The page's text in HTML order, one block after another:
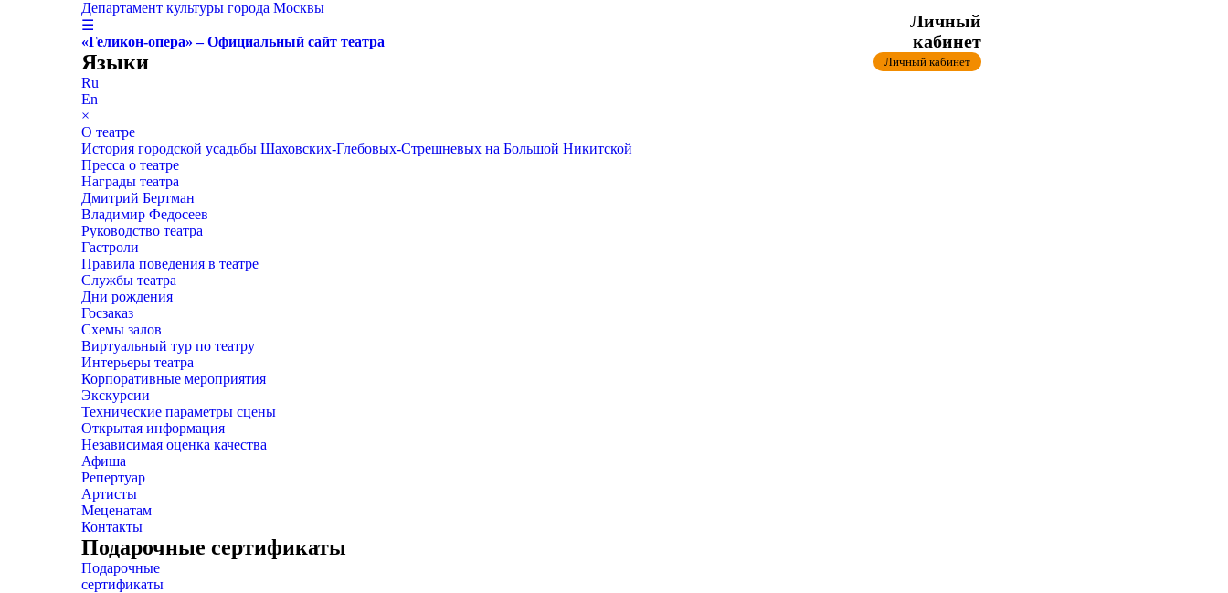
Департамент культуры города Москвы
☰
«Геликон-опера» – Официальный сайт театра
Языки
Ru
En
×
О театре
История городской усадьбы Шаховских-Глебовых-Стрешневых на Большой Никитской
Пресса о театре
Награды театра
Дмитрий Бертман
Владимир Федосеев
Руководство театра
Гастроли
Правила поведения в театре
Службы театра
Дни рождения
Госзаказ
Схемы залов
Виртуальный тур по театру
Интерьеры театра
Корпоративные мероприятия
Экскурсии
Технические параметры сцены
Открытая информация
Независимая оценка качества
Афиша
Репертуар
Артисты
Меценатам
Контакты
Подарочные сертификаты
Подарочные
сертификаты
Личный
кабинет
Личный кабинет